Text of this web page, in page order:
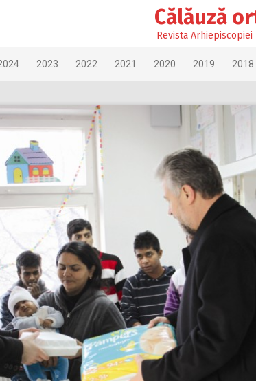
Călăuză
Revista Arhiepiscopiei
2023 2022 2021 2020 2019 2018